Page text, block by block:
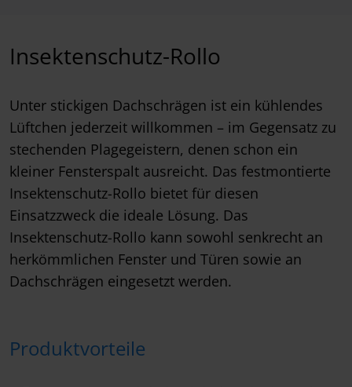
Insektenschutz-Rollo
Unter stickigen Dachschrägen ist ein kühlendes
Lüftchen jederzeit willkommen – im Gegensatz zu
stechenden Plagegeistern, denen schon ein
kleiner Fensterspalt ausreicht. Das festmontierte
Insektenschutz-Rollo bietet für diesen
Einsatzzweck die ideale Lösung. Das
Insektenschutz-Rollo kann sowohl senkrecht an
herkömmlichen Fenster und Türen sowie an
Dachschrägen eingesetzt werden.
Produktvorteile